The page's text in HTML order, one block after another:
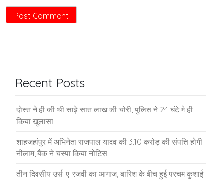
Recent Posts
दोस्त ने ही की थी साढ़े सात लाख की चोरी, पुलिस ने 24 घंटे मे ही
किया खुलासा
शाहजहांपुर में अभिनेता राजपाल यादव की 3.10 करोड़ की संपत्ति होगी
नीलाम, बैंक ने चस्पा किया नोटिस
तीन दिवसीय उर्स-ए-रजवी का आगाज, बारिश के बीच हुई परचम कुशाई